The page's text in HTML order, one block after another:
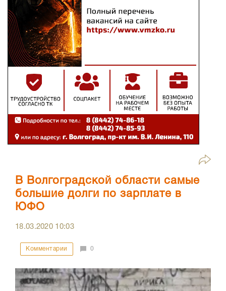
В Волгоградской области самые
большие долги по зарплате в
ЮФО
18.03.2020 10:03
Комментарии 0